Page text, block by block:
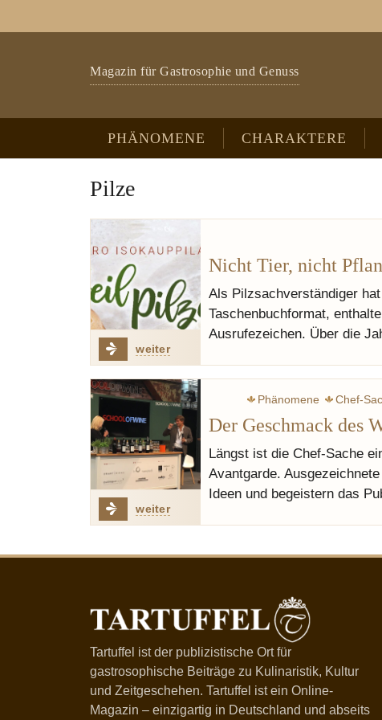
Magazin für Gastrosophie und Genuss
PHÄNOMENE CHARAKTERE
Pilze
weiter
Nicht Tier, nicht
Als Pilzsachverständiger
Taschenbuchformat,
Ausrufezeichen. Über die
weiter
Phänomene Chef-
Der Geschmack des
Längst ist die Chef-Sache
Avantgarde.
Ideen und begeistern das
Tartuffel ist der publizistische Ort für
gastrosophische Beiträge zu Kulinaristik, Kultur
und Zeitgeschehen. Tartuffel ist ein Online-
Magazin – einzigartig in Deutschland und abseits